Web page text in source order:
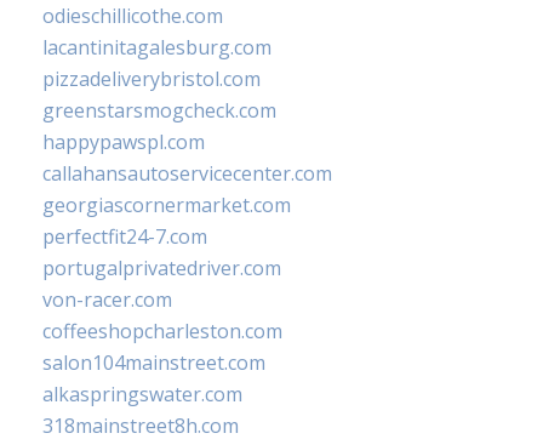
odieschillicothe.com
lacantinitagalesburg.com
pizzadeliverybristol.com
greenstarsmogcheck.com
happypawspl.com
callahansautoservicecenter.com
georgiascornermarket.com
perfectfit24-7.com
portugalprivatedriver.com
von-racer.com
coffeeshopcharleston.com
salon104mainstreet.com
alkaspringswater.com
318mainstreet8h.com